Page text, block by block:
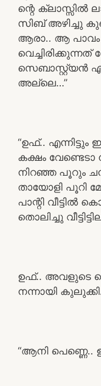
ന്റെ ക്ലാസ്സിൽ
സിബ് അഴിച്ചു
ആരാ.. ആ പാവം
സെബാസ്റ്റ്യൻ
അല്ലെ…”
“ഉഫ്..
കക്ഷം വേണ്ടെടാ
നിറഞ്ഞ പൂറും
തായോളി പൂറി
പാന്റി
തൊലിച്ചു
ഉഫ്.. അവളുടെ
നന്നായി
“ആനി പെണ്ണെ..